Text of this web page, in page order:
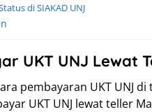
di SIAKAD UNJ
UKT UNJ Lewat
pembayaran UKT UNJ
UKT UNJ lewat teller